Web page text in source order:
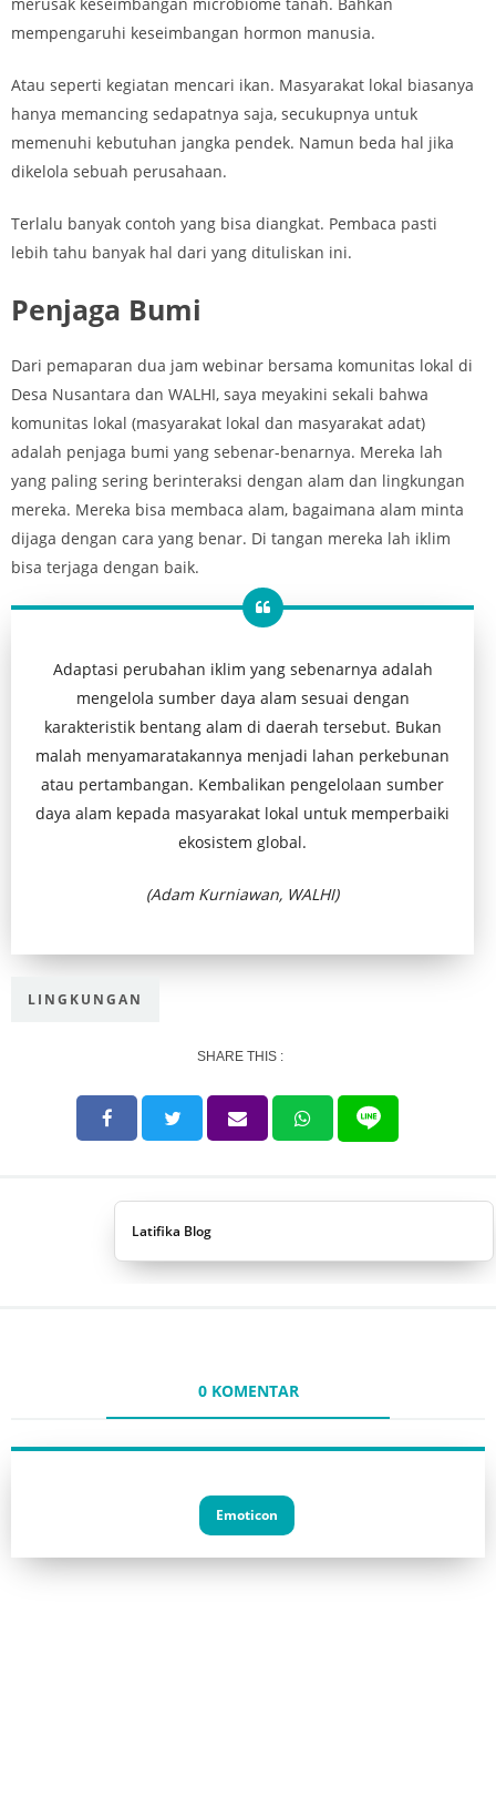
mempengaruhi keseimbangan hormon manusia.
Atau seperti kegiatan mencari ikan. Masyarakat lokal biasanya
hanya memancing sedapatnya saja, secukupnya untuk
memenuhi kebutuhan jangka pendek. Namun beda hal jika
dikelola sebuah perusahaan.
Terlalu banyak contoh yang bisa diangkat. Pembaca pasti
lebih tahu banyak hal dari yang dituliskan ini.
Penjaga Bumi
Dari pemaparan dua jam webinar bersama komunitas lokal di
Desa Nusantara dan WALHI, saya meyakini sekali bahwa
komunitas lokal (masyarakat lokal dan masyarakat adat)
adalah penjaga bumi yang sebenar-benarnya. Mereka lah
yang paling sering berinteraksi dengan alam dan lingkungan
mereka. Mereka bisa membaca alam, bagaimana alam minta
dijaga dengan cara yang benar. Di tangan mereka lah iklim
bisa terjaga dengan baik.
Adaptasi perubahan iklim yang sebenarnya adalah
mengelola sumber daya alam sesuai dengan
karakteristik bentang alam di daerah tersebut. Bukan
malah menyamaratakannya menjadi lahan perkebunan
atau pertambangan. Kembalikan pengelolaan sumber
daya alam kepada masyarakat lokal untuk memperbaiki
ekosistem global.
(Adam Kurniawan, WALHI)
LINGKUNGAN
SHARE THIS :
Latifika Blog
0 KOMENTAR
Emoticon